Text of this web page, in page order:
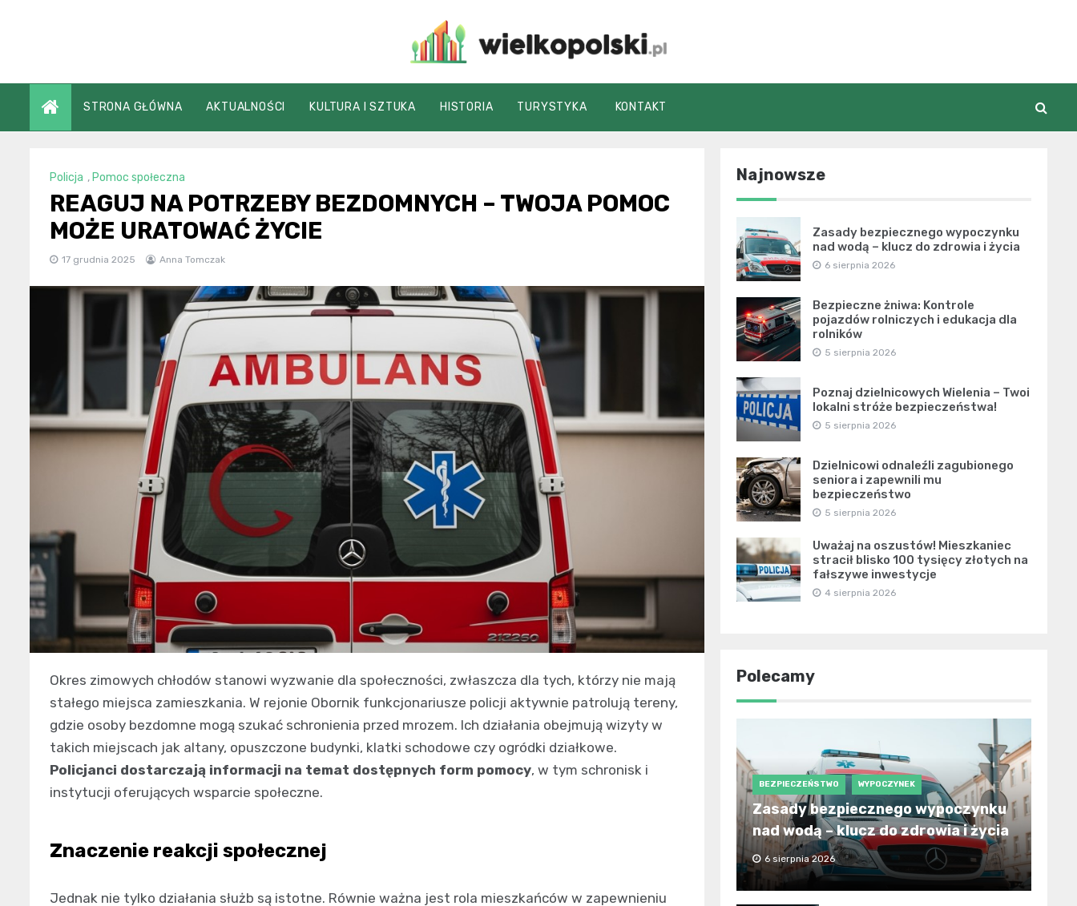
wielkopolski.pl
STRONA GŁÓWNA AKTUALNOŚCI KULTURA I SZTUKA HISTORIA TURYSTYKA KONTAKT
Policja , Pomoc społeczna
REAGUJ NA POTRZEBY BEZDOMNYCH – TWOJA POMOC
MOŻE URATOWAĆ ŻYCIE
17 grudnia 2025 Anna Tomczak
Okres zimowych chłodów stanowi wyzwanie dla społeczności, zwłaszcza dla tych, którzy nie mają
stałego miejsca zamieszkania. W rejonie Obornik funkcjonariusze policji aktywnie patrolują tereny,
gdzie osoby bezdomne mogą szukać schronienia przed mrozem. Ich działania obejmują wizyty w
takich miejscach jak altany, opuszczone budynki, klatki schodowe czy ogródki działkowe.
Policjanci dostarczają informacji na temat dostępnych form pomocy, w tym schronisk i
instytucji oferujących wsparcie społeczne.
Znaczenie reakcji społecznej
Jednak nie tylko działania służb są istotne. Równie ważna jest rola mieszkańców w zapewnieniu
Najnowsze
Zasady bezpiecznego wypoczynku
nad wodą – klucz do zdrowia i życia
6 sierpnia 2026
Bezpieczne żniwa: Kontrole
pojazdów rolniczych i edukacja dla
rolników
5 sierpnia 2026
Poznaj dzielnicowych Wielenia – Twoi
lokalni stróże bezpieczeństwa!
5 sierpnia 2026
Dzielnicowi odnaleźli zagubionego
seniora i zapewnili mu
bezpieczeństwo
5 sierpnia 2026
Uważaj na oszustów! Mieszkaniec
stracił blisko 100 tysięcy złotych na
fałszywe inwestycje
4 sierpnia 2026
Polecamy
BEZPIECZEŃSTWO WYPOCZYNEK
Zasady bezpiecznego wypoczynku
nad wodą – klucz do zdrowia i życia
6 sierpnia 2026